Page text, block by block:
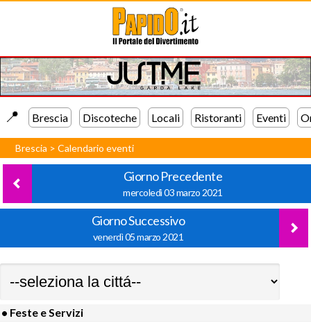
📍️ Brescia Discoteche Locali Ristoranti Eventi
Brescia >Calendario eventi
Giorno Precedente
mercoledì 03 marzo 2021
Giorno Successivo
venerdì 05 marzo 2021
• Feste e Servizi